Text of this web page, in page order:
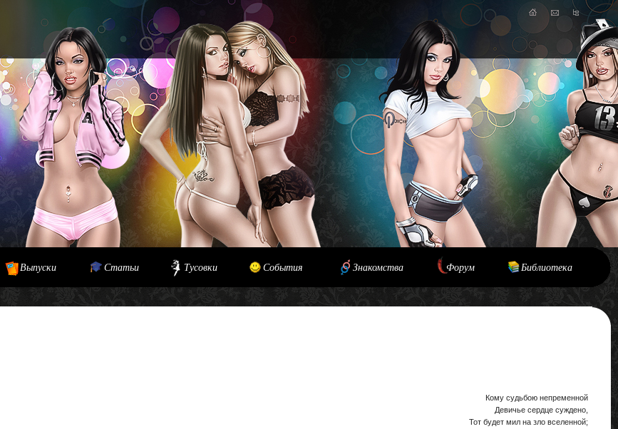
Выпуски Статьи Тусовки События Знакомства Форум Библиотека
Кому судьбою непременной
Девичье сердце суждено,
Тот будет мил на зло вселенной;